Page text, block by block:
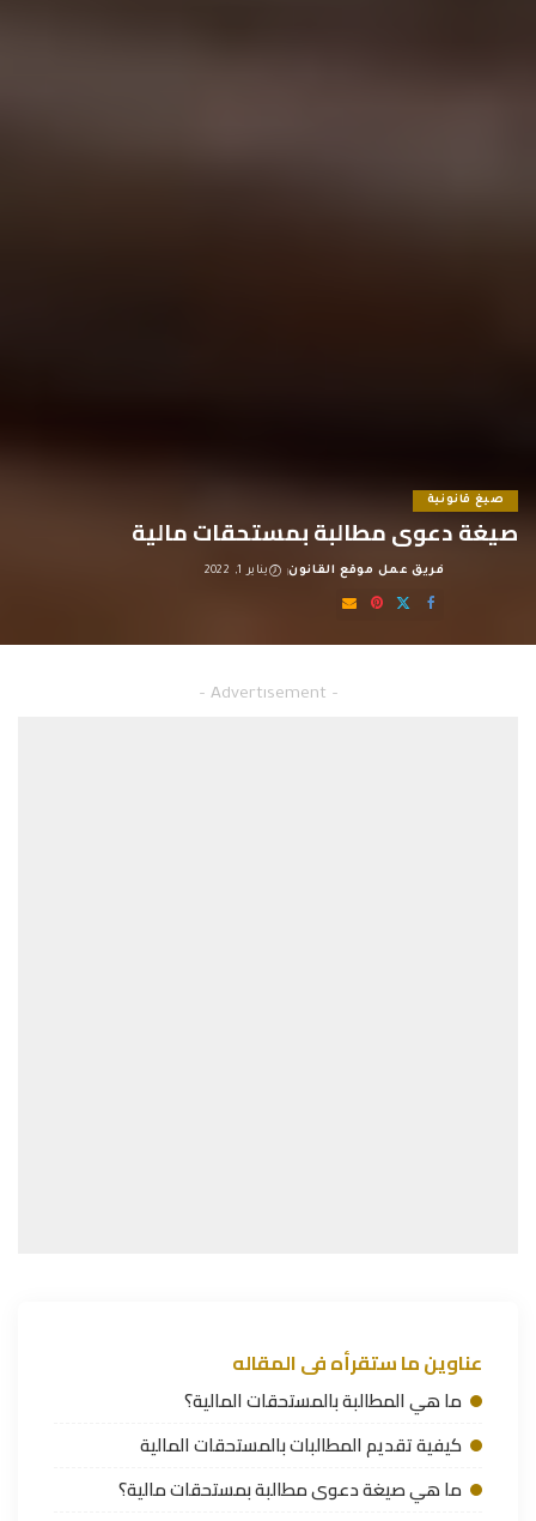
صيغ قانونية
صيغة دعوى مطالبة بمستحقات مالية
Posted
by
فريق عمل موقع القانون يناير 1, 2022
– Advertisement –
عناوين ما ستقرأه فى المقاله
ما هي المطالبة بالمستحقات المالية؟
كيفية تقديم المطالبات بالمستحقات المالية
ما هي صيغة دعوى مطالبة بمستحقات مالية؟